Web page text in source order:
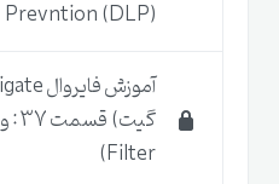
Prevntion (DLP)
Filter)